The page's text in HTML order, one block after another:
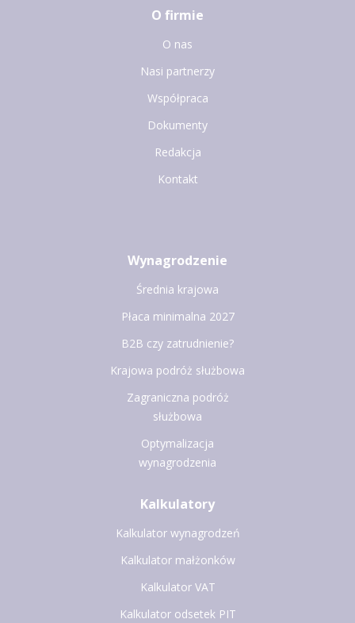
O firmie
O nas
Nasi partnerzy
Współpraca
Dokumenty
Redakcja
Kontakt
Wynagrodzenie
Średnia krajowa
Płaca minimalna 2027
B2B czy zatrudnienie?
Krajowa podróż służbowa
Zagraniczna podróż
służbowa
Optymalizacja
wynagrodzenia
Kalkulatory
Kalkulator wynagrodzeń
Kalkulator małżonków
Kalkulator VAT
Kalkulator odsetek PIT